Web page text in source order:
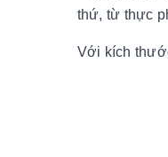
thứ, từ thực
Với kích